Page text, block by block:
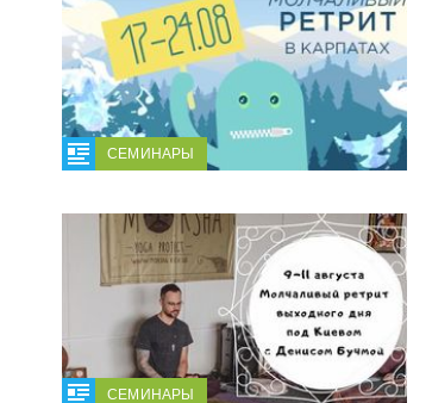
СЕМИНАРЫ
СЕМИНАРЫ